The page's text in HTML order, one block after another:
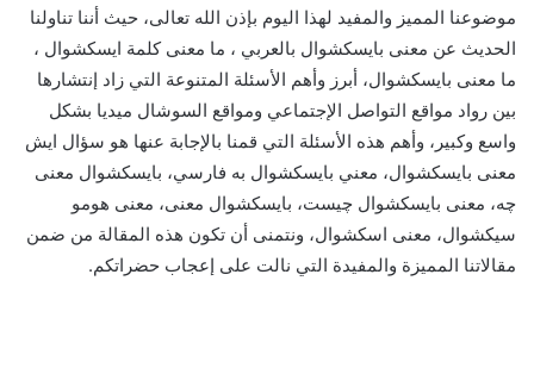
موضوعنا المميز والمفيد لهذا اليوم بإذن الله تعالى، حيث أننا تناولنا
الحديث عن معنى بايسكشوال بالعربي ، ما معنى كلمة ايسكشوال ،
ما معنى بايسكشوال، أبرز وأهم الأسئلة المتنوعة التي زاد إنتشارها
بين رواد مواقع التواصل الإجتماعي ومواقع السوشال ميديا بشكل
واسع وكبير، وأهم هذه الأسئلة التي قمنا بالإجابة عنها هو سؤال ايش
معنى بايسكشوال، معني بايسكشوال به فارسي، بايسكشوال معنى
چه، معنى بايسكشوال چيست، بايسكشوال معنى، معنى هومو
سيكشوال، معنى اسكشوال، ونتمنى أن تكون هذه المقالة من ضمن
مقالاتنا المميزة والمفيدة التي نالت على إعجاب حضراتكم.